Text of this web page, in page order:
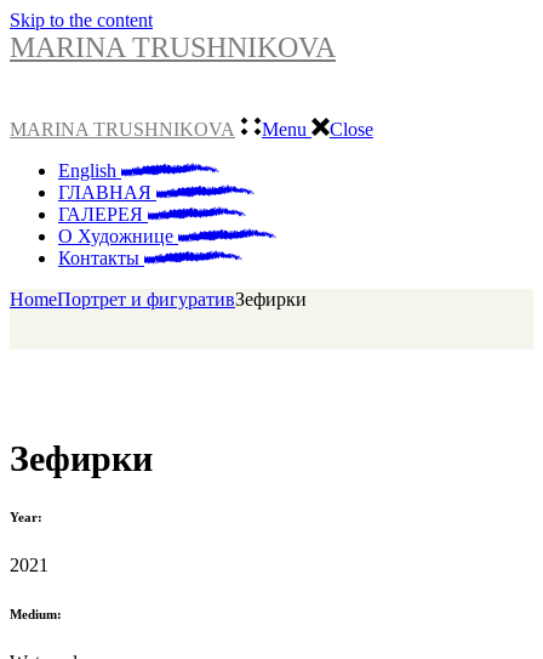
Skip to the content
MARINA TRUSHNIKOVA
MARINA TRUSHNIKOVA Menu
Close
English
ГЛАВНАЯ
ГАЛЕРЕЯ
О Художнице
Контакты
HomeПортрет и фигуративЗефирки
Зефирки
Year:
2021
Medium: